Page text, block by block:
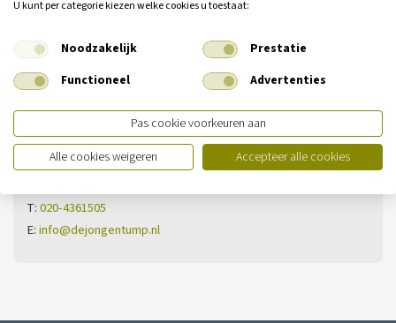
vraag?
Neem dan contact met ons op.
Vestiging Ilpendam
De Noord 13
T:020-4361505
E:info@dejongentump.nl
U kunt per categorie kiezen welke cookies u toestaat:
Noodzakelijk
Prestatie
Functioneel
Advertenties
Pas cookie voorkeuren aan
Alle cookies weigeren
Accepteer alle cookies